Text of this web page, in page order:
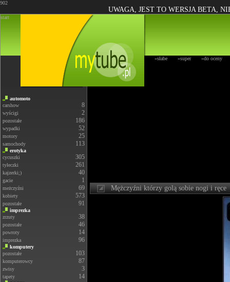
902
UWAGA, JEST TO WERSJA BETA,
start
»słabe »super »do oceny
automoto
carshow
8
wyścigi 2
pozostałe 186
wypadki 52
motory 25
samochody 113
erotyka
cycuszki
305
tyłeczki 261
kajzerki;) 40
gacie 1
meżczyźni 69
kobiety 573
pozostałe 91
imprezka
zrzuty
38
pozostałe 46
powroty 14
imprezka 96
komputery
pozostałe
103
komputerowcy 87
zwisy 3
tapety 14
Mężczyźni którzy golą sobie nogi i ręce